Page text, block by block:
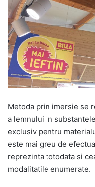
Metoda prin imersie se
a lemnului in
exclusiv pentru
este mai greu de
reprezinta totodata si
modalitatile enumerate.